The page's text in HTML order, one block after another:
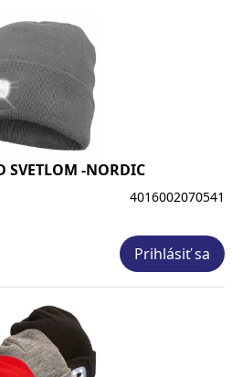
SVETLOM -NORDIC
4016002070541
Prihlásiť sa